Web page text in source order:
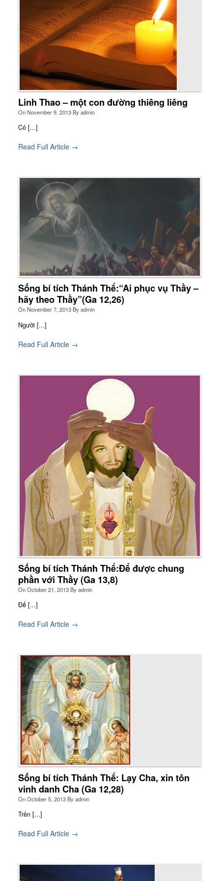
Linh Thao – một con đường thiêng liêng
OnNovember 9, 2013Byadmin
Có [...]
Read Full Article →
Sống bí tích Thánh Thể:“Ai phục vụ Thầy –
hãy theo Thầy”(Ga 12,26)
OnNovember 7, 2013Byadmin
Người [...]
Read Full Article →
Sống bí tích Thánh Thể:Để được chung
phần với Thầy (Ga 13,8)
OnOctober 21, 2013Byadmin
Để [...]
Read Full Article →
Sống bí tích Thánh Thể: Lạy Cha, xin tôn
vinh danh Cha (Ga 12,28)
OnOctober 5, 2013Byadmin
Trên [...]
Read Full Article →